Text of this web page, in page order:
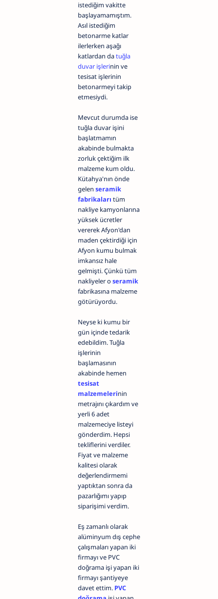
istediğim vakitte
başlayamamıştım.
Asıl istediğim
betonarme katlar
ilerlerken aşağı
katlardan datuğla
duvar işlerinin ve
tesisat işlerinin
betonarmeyi takip
etmesiydi.
Mevcut durumda ise
tuğla duvar işini
başlatmamın
akabinde bulmakta
zorluk çektiğim ilk
malzeme kum oldu.
Kütahya'nın önde
gelen seramik
fabrikaları tüm
nakliye kamyonlarına
yüksek ücretler
vererek Afyon'dan
maden çektirdiği için
Afyon kumu bulmak
imkansız hale
gelmişti. Çünkü tüm
nakliyeler o seramik
fabrikasına malzeme
götürüyordu.
Neyse ki kumu bir
gün içinde tedarik
edebildim. Tuğla
işlerinin
başlamasının
akabinde hemen
tesisat
malzemelerinin
metrajını çıkardım ve
yerli 6 adet
malzemeciye listeyi
gönderdim. Hepsi
tekliflerini verdiler.
Fiyat ve malzeme
kalitesi olarak
değerlendirmemi
yaptıktan sonra da
pazarlığımı yapıp
siparişimi verdim.
Eş zamanlı olarak
alüminyum dış cephe
çalışmaları yapan iki
firmayı ve PVC
doğrama işi yapan iki
firmayı şantiyeye
davet ettim. PVC